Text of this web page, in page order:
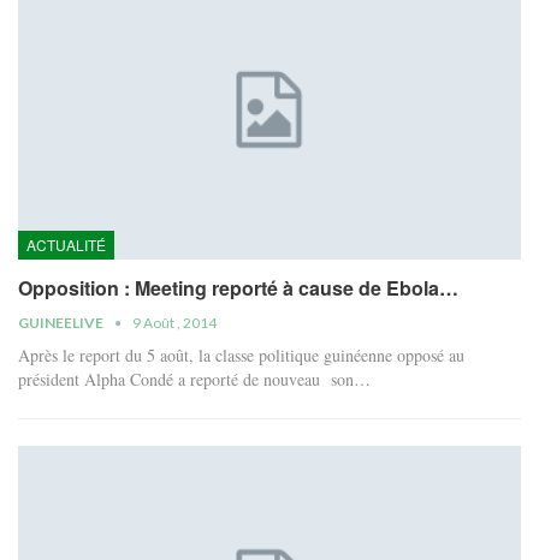
ACTUALITÉ
Opposition : Meeting reporté à cause de Ebola…
GUINEELIVE 9 Août , 2014
Après le report du 5 août, la classe politique guinéenne opposé au
président Alpha Condé a reporté de nouveau son…